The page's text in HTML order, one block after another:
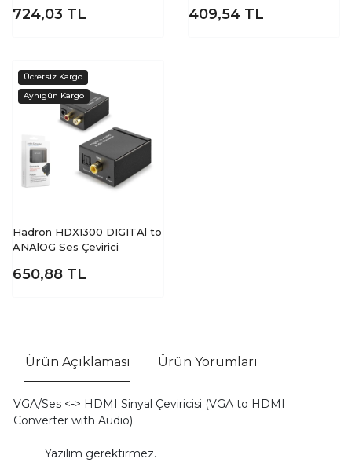
724,03 TL 409,54 TL
Hadron HDX1300 DIGITAl to
ANAlOG Ses Çevirici
650,88 TL
Ürün Açıklaması Ürün Yorumları
VGA/Ses <-> HDMI Sinyal Çeviricisi (VGA to HDMI
Converter with Audio)
Yazılım gerektirmez.